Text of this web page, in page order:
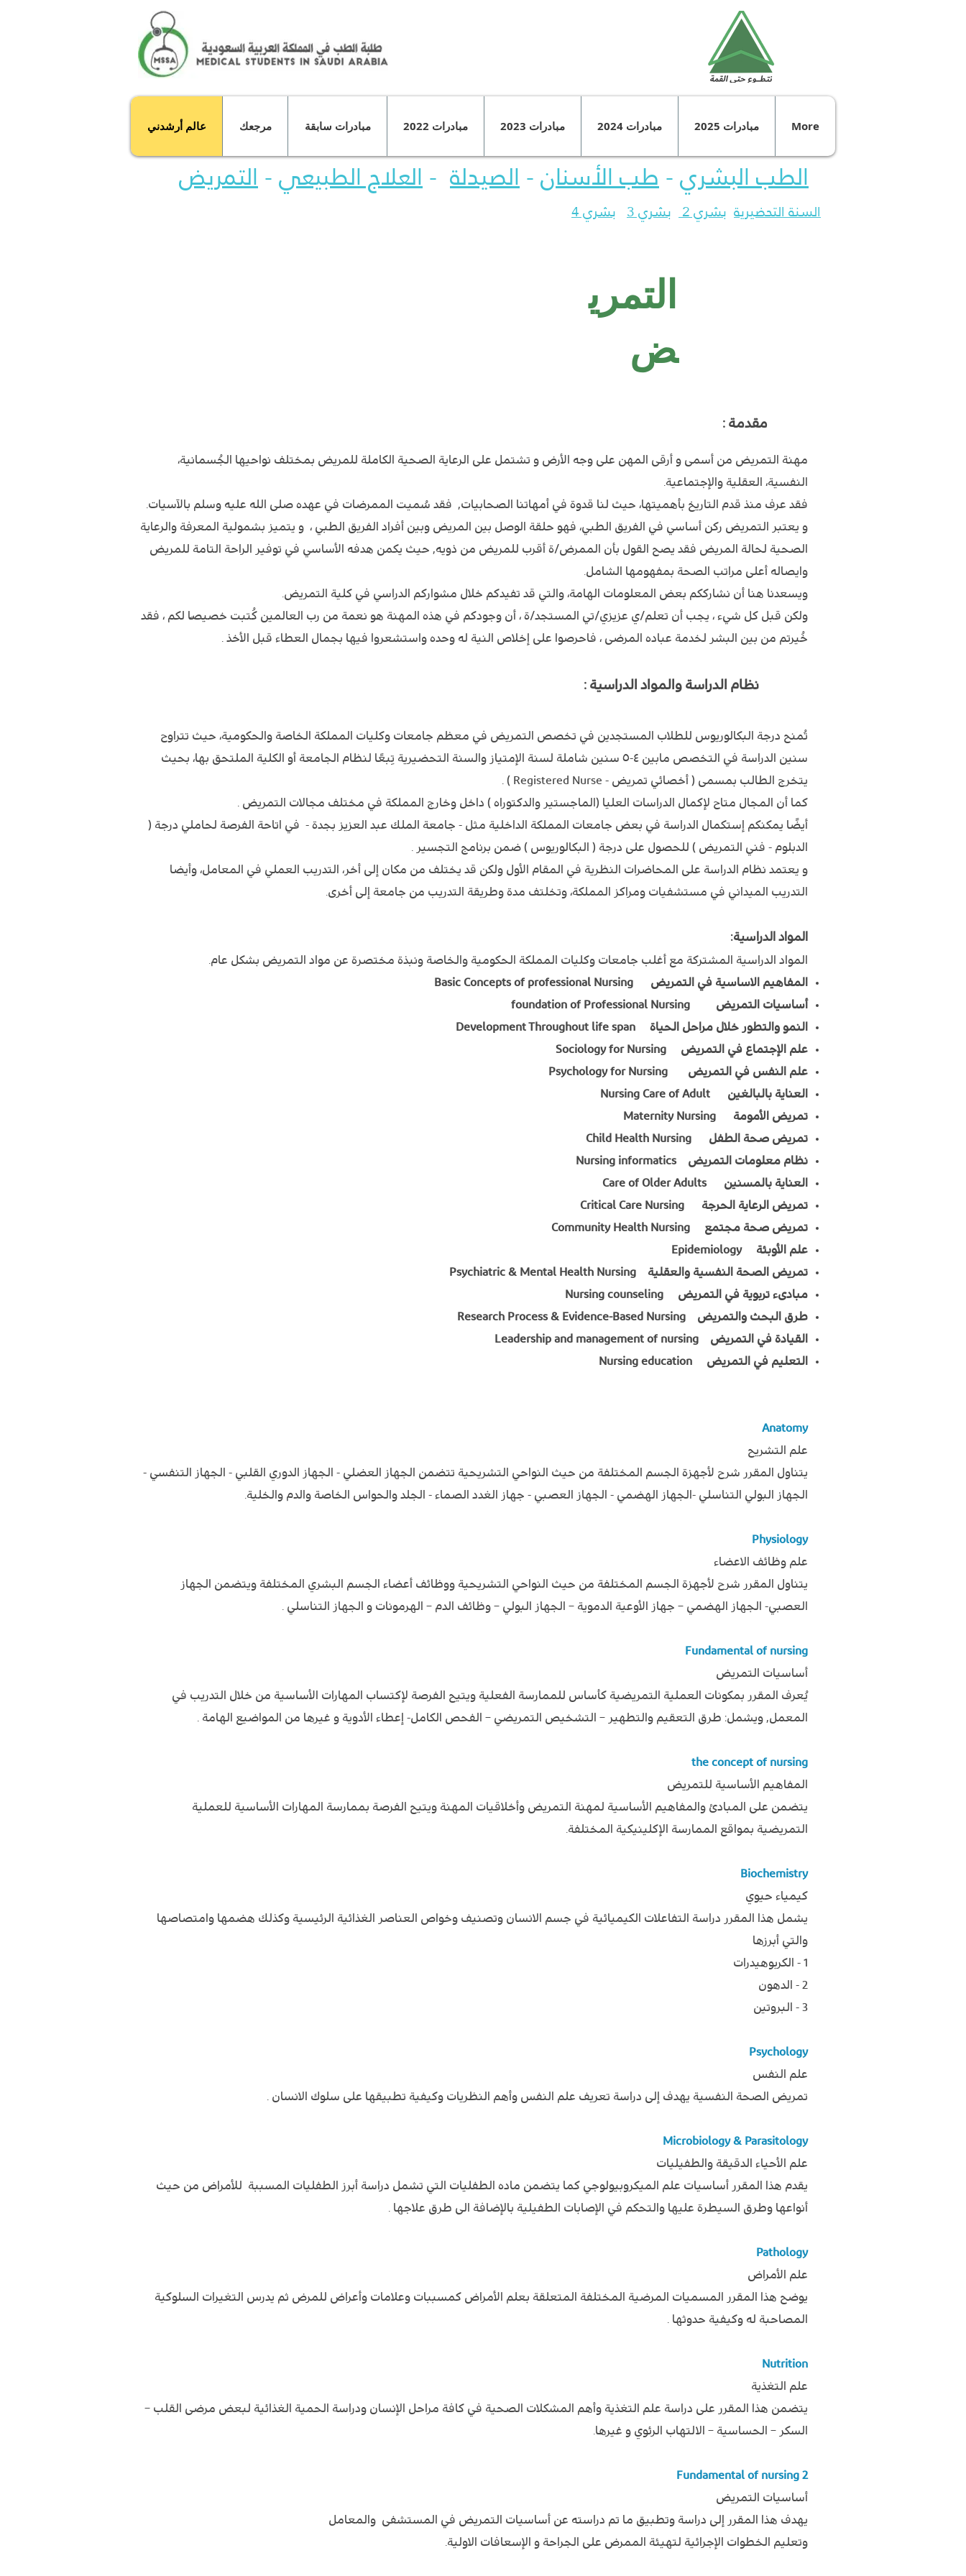
عالم أرشدني مرجعك مبادرات سابقة مبادرات 2022 مبادرات 2023 مبادرات 2024 مبادرات 2025 More
مقدمة :
مهنة التمريض من أسمى و أرقى المهن على وجه الأرض و تشتمل على الرعاية الصحية الكاملة للمريض بمختلف نواحيها الجُسمانية،
النفسية، العقلية والإجتماعية.
فقد عرف منذ قدم التاريخ بأهميتها، حيث لنا قدوة في أمهاتنا الصحابيات, فقد سُميت الممرضات في عهده صلى الله عليه وسلم بالآسيات.
و يعتبر التمريض ركن أساسي في الفريق الطبي، فهو حلقة الوصل بين المريض وبين أفراد الفريق الطبي ، و يتميز بشمولية المعرفة والرعاية
الصحية لحالة المريض فقد يصح القول بأن الممرض/ة أقرب للمريض من ذويه, حيث يكمن هدفه الأساسي في توفير الراحة التامة للمريض
وايصاله أعلى مراتب الصحة بمفهومها الشامل.
ويسعدنا هنا أن نشارككم بعض المعلومات الهامة، والتي قد تفيدكم خلال مشواركم الدراسي في كلية التمريض.
ولكن قبل كل شيء ، يجب أن تعلم/ي عزيزي/تي المستجد/ة ، أن وجودكم في هذه المهنة هو نعمة من رب العالمين كُتبت خصيصًا لكم ، فقد
خُيرتم من بين البشر لخدمة عباده المرضى ، فاحرصوا على إخلاص النية له وحده واستشعروا فيها بجمال العطاء قبل الأخذ .
نظام الدراسة والمواد الدراسية :
تُمنح درجة البكالوريوس للطلاب المستجدين في تخصص التمريض في معظم جامعات وكليات المملكة الخاصة والحكومية، حيث تتراوح
سنين الدراسة في التخصص مابين ٤-٥ سنين شاملة لسنة الإمتياز والسنة التحضيرية تِبعًا لنظام الجامعة أو الكلية الملتحق بها، بحيث
يتخرج الطالب بمسمى ( أخصائي تمريض - Registered Nurse ) .
كما أن المجال متاح لإكمال الدراسات العليا (الماجستير والدكتوراه ) داخل وخارج المملكة في مختلف مجالات التمريض .
أيضًا يمكنكم إستكمال الدراسة في بعض جامعات المملكة الداخلية مثل - جامعة الملك عبد العزيز بجدة - في اتاحة الفرصة لحاملي درجة (
الدبلوم - فني التمريض ) للحصول على درجة ( البكالوريوس ) ضمن برنامج التجسير .
و يعتمد نظام الدراسة على المحاضرات النظرية في المقام الأول ولكن قد يختلف من مكان إلى أخر، التدريب العملي في المعامل، وأيضا
التدريب الميداني في مستشفيات ومراكز المملكة، وتخلتف مدة وطريقة التدريب من جامعة إلى أخرى.
المواد الدراسية:
المواد الدراسية المشتركة مع أغلب جامعات وكليات المملكة الحكومية والخاصة ونبذة مختصرة عن مواد التمريض بشكل عام.
المفاهيم الاساسية في التمريض Basic Concepts of professional Nursing
أساسيات التمريض foundation of Professional Nursing
النمو والتطور خلال مراحل الحياة Development Throughout life span
علم الإجتماع في التمريض Sociology for Nursing
علم النفس في التمريض Psychology for Nursing
العناية بالبالغين Nursing Care of Adult
تمريض الأمومة Maternity Nursing
تمريض صحة الطفل Child Health Nursing
نظام معلومات التمريض Nursing informatics
العناية بالمسنين Care of Older Adults
تمريض الرعاية الحرجة Critical Care Nursing
تمريض صحة مجتمع Community Health Nursing
علم الأوبئة Epidemiology
تمريض الصحة النفسية والعقلية Psychiatric & Mental Health Nursing
مبادىء تربوية في التمريض Nursing counseling
طرق البحث والتمريض Research Process & Evidence-Based Nursing
القيادة في التمريض Leadership and management of nursing
التعليم في التمريض Nursing education
Anatomy
علم التشريح
يتناول المقرر شرح لأجهزة الجسم المختلفة من حيث النواحي التشريحية تتضمن الجهاز العضلي - الجهاز الدوري القلبي - الجهاز التنفسي -
الجهاز البولي التناسلي -الجهاز الهضمي - الجهاز العصبي - جهاز الغدد الصماء - الجلد والحواس الخاصة والدم والخلية.
Physiology
علم وظائف الاعضاء
يتناول المقرر شرح لأجهزة الجسم المختلفة من حيث النواحي التشريحية ووظائف أعضاء الجسم البشري المختلفة ويتضمن الجهاز
العصبي- الجهاز الهضمي – جهاز الأوعية الدموية – الجهاز البولي – وظائف الدم – الهرمونات و الجهاز التناسلي .
Fundamental of nursing
أساسيات التمريض
يُعرف المقرر بمكونات العملية التمريضية كأساس للممارسة الفعلية ويتيح الفرصة لإكتساب المهارات الأساسية من خلال التدريب في
المعمل, ويشمل: طرق التعقيم والتطهير – التشخيص التمريضي – الفحص الكامل- إعطاء الأدوية و غيرها من المواضيع الهامة .
the concept of nursing
المفاهيم الأساسية للتمريض
يتضمن على المبادئ والمفاهيم الأساسية لمهنة التمريض وأخلاقيات المهنة ويتيح الفرصة بممارسة المهارات الأساسية للعملية
التمريضية بمواقع الممارسة الإكلينيكية المختلفة.
Biochemistry
كيمياء حيوي
يشمل هذا المقرر دراسة التفاعلات الكيميائية في جسم الانسان وتصنيف وخواص العناصر الغذائية الرئيسية وكذلك هضمها وامتصاصها
والتي أبرزها
1 - الكربوهيدرات
2 - الدهون
3 - البروتين
Psychology
علم النفس
تمريض الصحة النفسية يهدف إلى دراسة تعريف علم النفس وأهم النظريات وكيفية تطبيقها على سلوك الانسان .
Microbiology & Parasitology
علم الأحياء الدقيقة والطفيليات
يقدم هذا المقرر أساسيات علم الميكروبيولوجي كما يتضمن ماده الطفليات التي تشمل دراسة أبرز الطفليات المسببة للأمراض من حيث
أنواعها وطرق السيطرة عليها والتحكم في الإصابات الطفيلية بالإضافة الى طرق علاجها .
Pathology
علم الأمراض
يوضح هذا المقرر المسميات المرضية المختلفة المتعلقة بعلم الأمراض كمسببات وعلامات وأعراض للمرض ثم يدرس التغيرات السلوكية
المصاحبة له وكيفية حدوثها .
Nutrition
علم التغذية
يتضمن هذا المقرر على دراسة علم التغذية وأهم المشكلات الصحية في كافة مراحل الإنسان ودراسة الحمية الغذائية لبعض مرضى القلب –
السكر – الحساسية – الالتهاب الرئوي و غيرها.
Fundamental of nursing 2
أساسيات التمريض
يهدف هذا المقرر إلى دراسة وتطبيق ما تم دراسته عن أساسيات التمريض في المستشفى والمعامل
وتعليم الخطوات الإجرائية لتهيئة الممرض على الجراحة و الإسعافات الاولية.
التمري
ض
الطب البشري-طب الأسنان-الصيدلة -العلاج الطبيعي-التمريض
السنة التحضيرية بشري 2 بشري 3 بشري 4